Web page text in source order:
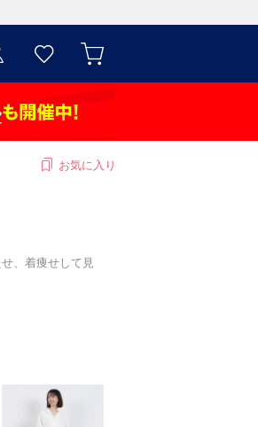
お気に入り
、着痩せして見